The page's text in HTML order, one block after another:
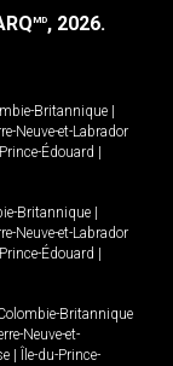
MD, 2026.
Britannique
Neuve-et-Labrador
Prince-Édouard
Britannique
Neuve-et-Labrador
Prince-Édouard
Britannique
Neuve-et-
Île-du-Prince-